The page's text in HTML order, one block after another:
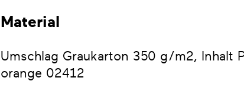
Material
Umschlag Graukarton 350 g/m2, Inhalt
orange 02412